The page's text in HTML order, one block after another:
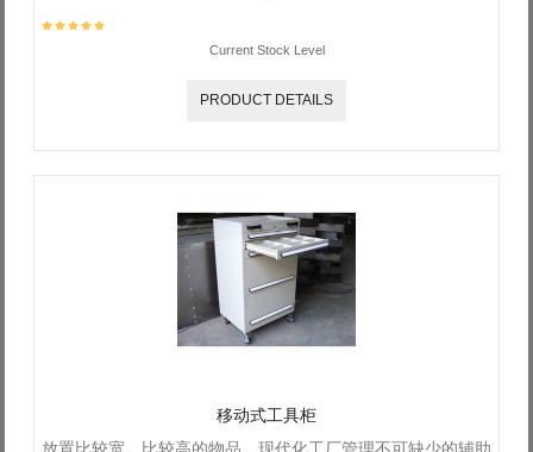
Current Stock Level
PRODUCT DETAILS
移动式工具柜